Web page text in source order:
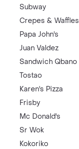
Subway
Crepes & Waffles
Papa John's
Juan Valdez
Sandwich Qbano
Tostao
Karen's Pizza
Frisby
Mc Donald's
Sr Wok
Kokoriko